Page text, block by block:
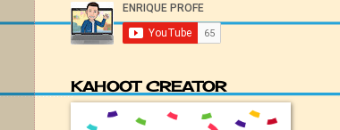
KAHOOT CREATOR